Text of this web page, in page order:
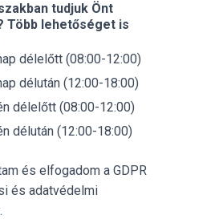
tudjuk Önt
Több lehetőséget is
délelőtt (08:00-12:00)
délután (12:00-18:00)
délelőtt (08:00-12:00)
délután (12:00-18:00)
és elfogadom a GDPR
és adatvédelmi